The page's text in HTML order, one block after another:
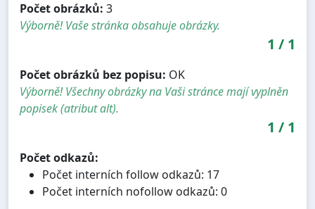
Počet obrázků: 3
Výborně! Vaše stránka obsahuje obrázky.
1 / 1
Počet obrázků bez popisu: OK
Výborně! Všechny obrázky na Vaši stránce mají vyplněn
popisek (atribut alt).
1 / 1
Počet odkazů:
Počet interních follow odkazů: 17
Počet interních nofollow odkazů: 0